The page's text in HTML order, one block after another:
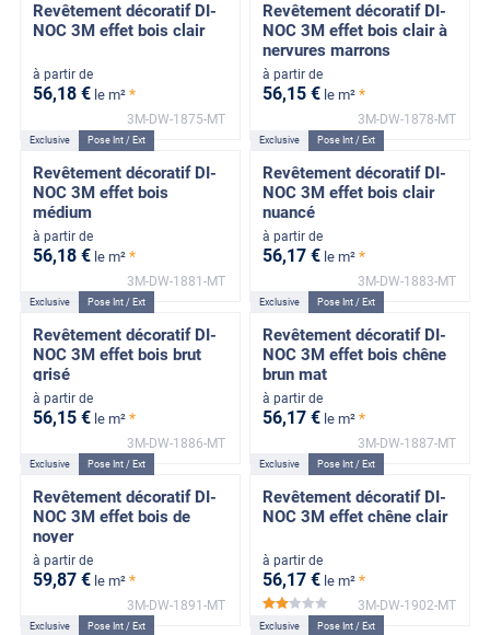
Revêtement décoratif DI-
NOC 3M effet bois clair
à partir de
56,18 € le m² *
3M-DW-1875-MT
Revêtement décoratif DI-
NOC 3M effet bois clair à
nervures marrons
à partir de
56,15 € le m² *
3M-DW-1878-MT
Exclusive Pose Int / Ext
Revêtement décoratif DI-
NOC 3M effet bois
médium
à partir de
56,18 € le m² *
3M-DW-1881-MT
Exclusive Pose Int / Ext
Revêtement décoratif DI-
NOC 3M effet bois clair
nuancé
à partir de
56,17 € le m² *
3M-DW-1883-MT
Exclusive Pose Int / Ext
Revêtement décoratif DI-
NOC 3M effet bois brut
grisé
à partir de
56,15 € le m² *
3M-DW-1886-MT
Exclusive Pose Int / Ext
Revêtement décoratif DI-
NOC 3M effet bois chêne
brun mat
à partir de
56,17 € le m² *
3M-DW-1887-MT
Exclusive Pose Int / Ext
Revêtement décoratif DI-
NOC 3M effet bois de
noyer
à partir de
59,87 € le m² *
3M-DW-1891-MT
Exclusive Pose Int / Ext
Revêtement décoratif DI-
NOC 3M effet chêne clair
à partir de
56,17 € le m² *
*****
3M-DW-1902-MT
Exclusive Pose Int / Ext Exclusive Pose Int / Ext